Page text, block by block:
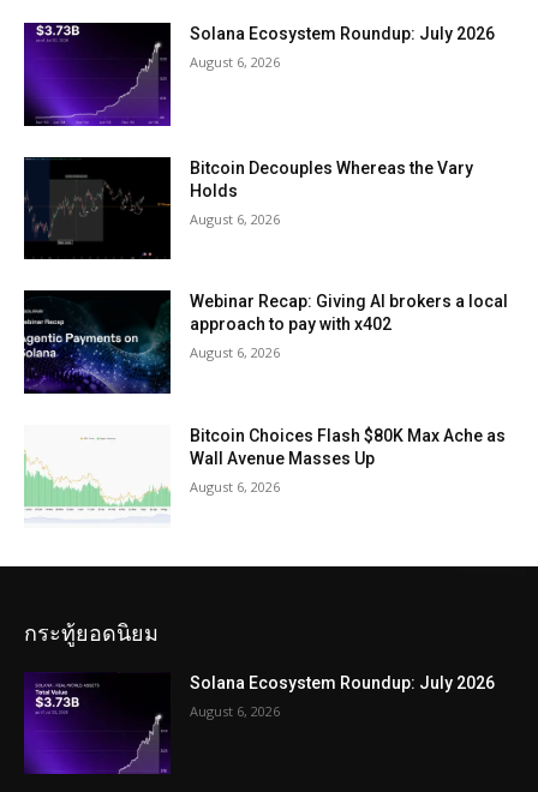
Solana Ecosystem Roundup: July 2026
August 6, 2026
Bitcoin Decouples Whereas the Vary
Holds
August 6, 2026
Webinar Recap: Giving AI brokers a local
approach to pay with x402
August 6, 2026
Bitcoin Choices Flash $80K Max Ache as
Wall Avenue Masses Up
August 6, 2026
กระทู้ยอดนิยม
Solana Ecosystem Roundup: July 2026
August 6, 2026